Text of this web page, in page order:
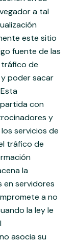
a tal
este sitio
fuente de las
tráfico de
poder sacar
con
y
servicios de
tráfico de
la
en servidores
a no
la ley le
asocia su